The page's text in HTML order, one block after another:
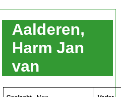
Aalderen,
Harm Jan
van